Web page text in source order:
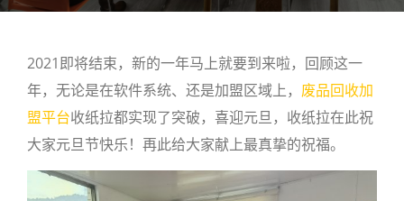
2021即将结束，新的一年马上就要到来啦，回顾这一
年，无论是在软件系统、还是加盟区域上， 废品回收加
盟平台收纸拉都实现了突破，喜迎元旦，收纸拉在此祝
大家元旦节快乐！再此给大家献上最真挚的祝福。